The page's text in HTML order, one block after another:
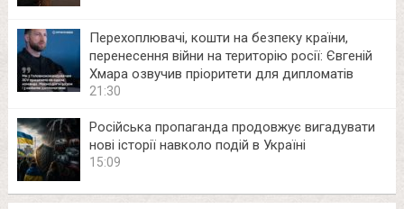
Перехоплювачі, кошти на безпеку країни,
перенесення війни на територію росії: Євгеній
Хмара озвучив пріоритети для дипломатів
21:30
Російська пропаганда продовжує вигадувати
нові історії навколо подій в Україні
15:09